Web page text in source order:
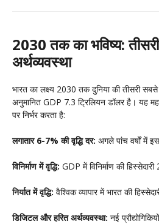
2030 तक का भविष्य:
अर्थव्यवस्था
भारत का लक्ष्य 2030 तक दुनिया की तीसरी
अनुमानित GDP 7.3 ट्रिलियन डॉलर है। यह
पर निर्भर करता है:
लगातार 6-7% की वृद्धि दर: अगले पांच वर्षों में
विनिर्माण में वृद्धि: GDP में विनिर्माण की
निर्यात में वृद्धि: वैश्विक व्यापार में भारत की
डिजिटल और हरित अर्थव्यवस्था: नई